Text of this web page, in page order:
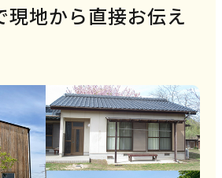
現地から直接お伝え